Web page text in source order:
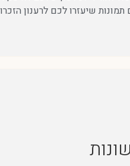
שיעזרו לכם לרענון